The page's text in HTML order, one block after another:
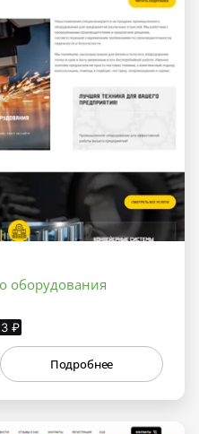
оборудования
₽
Подробнее